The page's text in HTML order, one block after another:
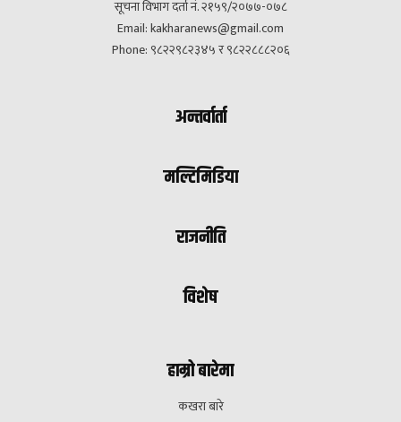
सूचना विभाग दर्ता नं. २१५९/२०७७-०७८
Email:kakharanews@gmail.com
Phone: ९८२२९८२३४५ र ९८२२८८८२०६
अन्तर्वार्ता
मल्टिमिडिया
राजनीति
विशेष
हाम्रो बारेमा
कखरा बारे